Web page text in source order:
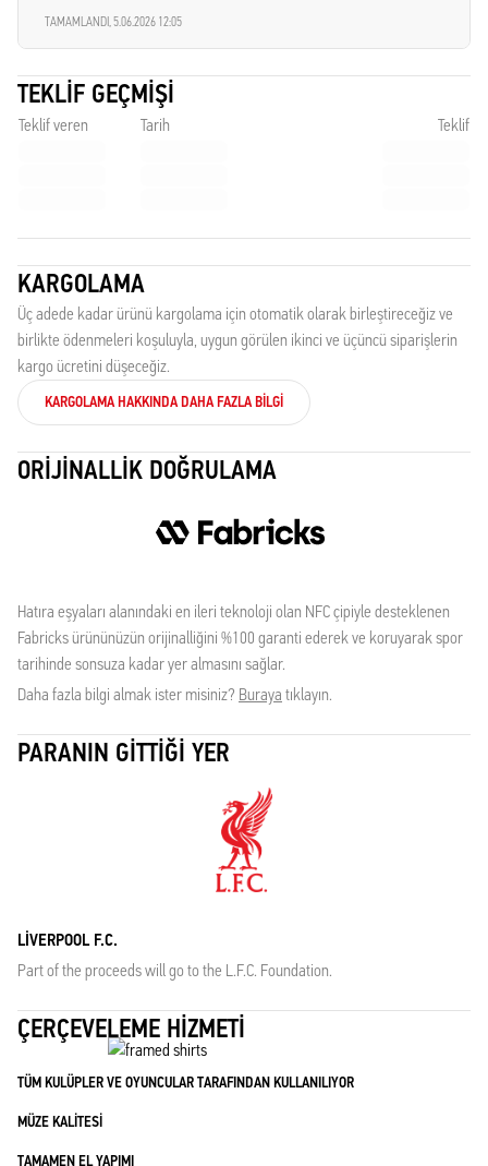
TAMAMLANDI,5.06.2026 12:05
TEKLIF GEÇMIŞI
Teklif veren Tarih Teklif
KARGOLAMA
Üç adede kadar ürünü kargolama için otomatik olarak birleştireceğiz ve
birlikte ödenmeleri koşuluyla, uygun görülen ikinci ve üçüncü siparişlerin
kargo ücretini düşeceğiz.
KARGOLAMA HAKKINDA DAHA FAZLA BILGI
ORIJINALLIK DOĞRULAMA
Hatıra eşyaları alanındaki en ileri teknoloji olan NFC çipiyle desteklenen
Fabricks ürününüzün orijinalliğini %100 garanti ederek ve koruyarak spor
tarihinde sonsuza kadar yer almasını sağlar.
Daha fazla bilgi almak ister misiniz? Buraya tıklayın.
PARANIN GITTIĞI YER
LIVERPOOL F.C.
Part of the proceeds will go to the L.F.C. Foundation.
ÇERÇEVELEME HIZMETI
TÜM KULÜPLER VE OYUNCULAR TARAFINDAN KULLANILIYOR
MÜZE KALITESI
TAMAMEN EL YAPIMI